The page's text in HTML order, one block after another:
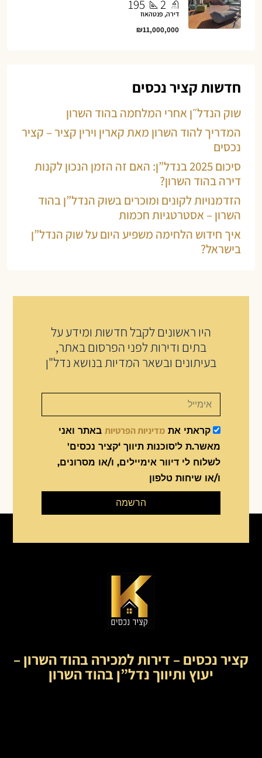
2
195
דירה, פנטהאוז
₪11,000,000
חדשות קציר נכסים
שוק הנדל״ן אחרי המלחמה בהוד השרון
המדריך להוד השרון מאת קארין וירין קציר – קציר
נכסים
סיכום 2025 בנדל”ן: האם זה הזמן הנכון לקנות
דירה בהוד השרון?
הזדמנויות לקונים ומוכרים בשוק הנדל”ן בהוד
השרון – אסטרטגיות חכמות
איך חידוש הלחימה משפיע היום על שוק הנדל”ן
בישראל?
היו ראשונים לקבל חדשות ומידע על
בתים ודירות לפני הפרסום באתר,
בעיתונים ובשאר המדיות בנושא נדל"ן
קראתי את מדיניות הפרטיות באתר ואני
מאשר.ת ל'סוכנות תיווך ‘קציר נכסים'
לשלוח לי דיוור אימיילים, ו/או מסרונים,
ו/או שיחות טלפון
הרשמה
קציר נכסים – דירות למכירה בהוד השרון –
יעוץ ותיווך נדל”ן בהוד השרון